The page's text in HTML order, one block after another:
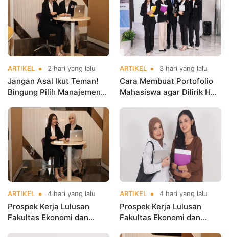
ARTIKEL 2 hari yang lalu
Jangan Asal Ikut Teman!
Bingung Pilih Manajemen
Jawabannya Sebelum
Kamu Salah Jurusan
ARTIKEL 3 hari yang lalu
Cara Membuat Portofolio
Mahasiswa agar Dilirik HRD
ARTIKEL 4 hari yang lalu
Prospek Kerja Lulusan
Fakultas Ekonomi dan
ARTIKEL 4 hari yang lalu
Prospek Kerja Lulusan
Fakultas Ekonomi dan